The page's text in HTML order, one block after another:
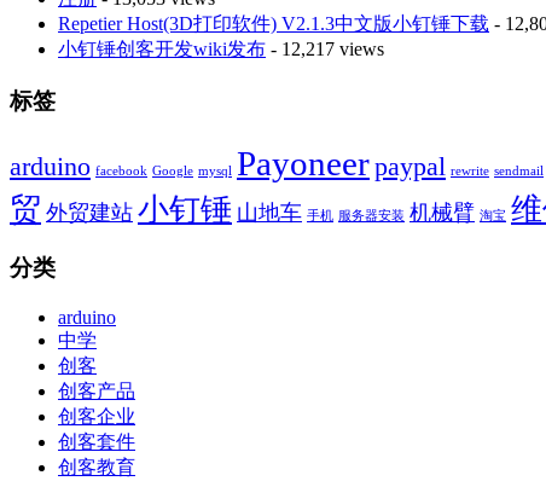
Repetier Host(3D打印软件) V2.1.3中文版小钉锤下载 -
小钉锤创客开发wiki发布 - 12,217 views
标签
arduino facebook Google mysql Payoneerpaypal rewrite sendmail
贸 外贸建站 小钉锤 山地车 手机 服务器安装 机械臂 淘宝
分类
arduino
中学
创客
创客产品
创客企业
创客套件
创客教育